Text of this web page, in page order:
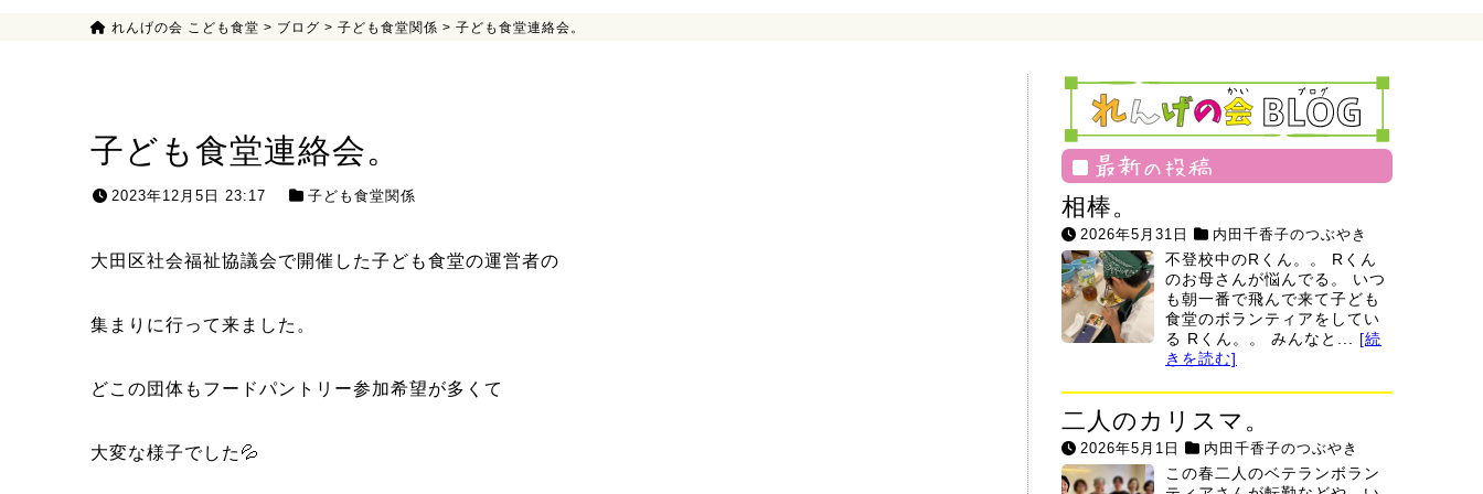
れんげの会 こども食堂 > ブログ > 子ども食堂関係 > 子ども食堂連絡会。
子ども食堂連絡会。
2023年12月5日 23:17 子ども食堂関係
大田区社会福祉協議会で開催した子ども食堂の運営者の
集まりに行って来ました。
どこの団体もフードパントリー参加希望が多くて
大変な様子でした💦
最新の投稿
相棒。
2026年5月31日 内田千香子のつぶやき
不登校中のRくん。。 Rくん
のお母さんが悩んでる。 いつ
も朝一番で飛んで来て子ども
食堂のボランティアをしてい
る Rくん。。 みんなと... [続
きを読む]
二人のカリスマ。
2026年5月1日 内田千香子のつぶやき
この春二人のベテランボラン